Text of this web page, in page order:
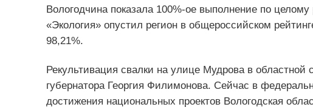
Вологодчина показала 100%-ое выполнение по
«Экология» опустил регион в общероссийском
98,21%.
Рекультивация свалки на улице Мудрова в областной
губернатора Георгия Филимонова. Сейчас в
достижения национальных проектов Вологодская